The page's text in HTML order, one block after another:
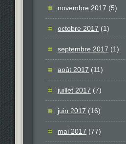
novembre 2017 (5)
octobre 2017 (1)
septembre 2017 (1)
août 2017 (11)
juillet 2017 (7)
juin 2017 (16)
mai 2017 (77)